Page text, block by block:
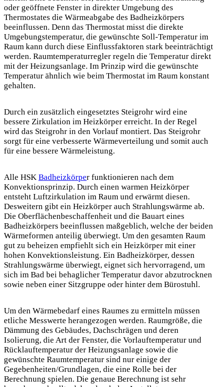
oder geöffnete Fenster in direkter Umgebung des
Thermostates die Wärmeabgabe des Badheizkörpers
beeinflussen. Denn das Thermostat misst die direkte
Umgebungstemperatur, die gewünschte Soll-Temperatur im
Raum kann durch diese Einflussfaktoren stark beeinträchtigt
werden. Raumtemperaturregler regeln die Temperatur direkt
mit der Heizungsanlage. Im Prinzip wird die gewünschte
Temperatur ähnlich wie beim Thermostat im Raum konstant
gehalten.
Durch ein zusätzlich eingesetztes Steigrohr wird eine
bessere Zirkulation im Heizkörper erreicht. In der Regel
wird das Steigrohr in den Vorlauf montiert. Das Steigrohr
sorgt für eine verbesserte Wärmeverteilung und somit auch
für eine bessere Wärmeleistung.
Alle HSK Badheizkörper funktionieren nach dem
Konvektionsprinzip. Durch einen warmen Heizkörper
entsteht Luftzirkulation im Raum und erwärmt diesen.
Desweitern gibt ein Heizkörper auch Strahlungswärme ab.
Die Oberflächenbeschaffenheit und die Bauart eines
Badheizkörpers beeinflussen maßgeblich, welche der beiden
Wärmeformen anteilig überwiegt. Um den gesamten Raum
gut zu beheizen empfiehlt sich ein Heizkörper mit einer
hohen Konvektionsleistung. Ein Badheizkörper, dessen
Strahlungswärme überwiegt, eignet sich hervorragend, um
sich im Bad bei behaglicher Temperatur davor abzutrocknen
sowie neben einer Sitzgruppe oder hinter dem Bürostuhl.
Um den Wärmebedarf eines Raumes zu ermitteln müssen
etliche Messwerte herangezogen werden. Raumgröße, die
Dämmung des Gebäudes, Dachschrägen und deren
Isolierung, die Art der Fenster, die Vorlauftemperatur und
Rücklauftemperatur der Heizungsanlage sowie die
gewünschte Raumtemperatur sind nur einige der
Gegebenheiten/Grundlagen, die eine Rolle bei der
Berechnung spielen. Die genaue Berechnung ist sehr